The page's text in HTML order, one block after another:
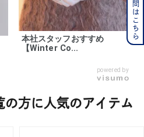
本社スタッフおすすめ
【Winter Co...
powered by
の方に人気のアイテム